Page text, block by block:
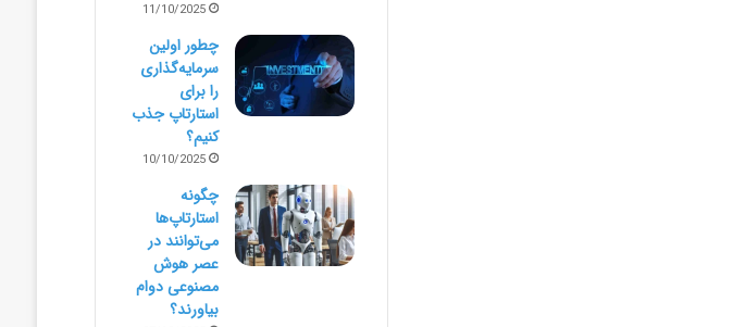
11/10/2025
چطور اولین
سرمایه‌گذاری
را برای
استارتاپ جذب
کنیم؟
10/10/2025
چگونه
استارتاپ‌ها
می‌توانند در
عصر هوش
مصنوعی دوام
بیاورند؟